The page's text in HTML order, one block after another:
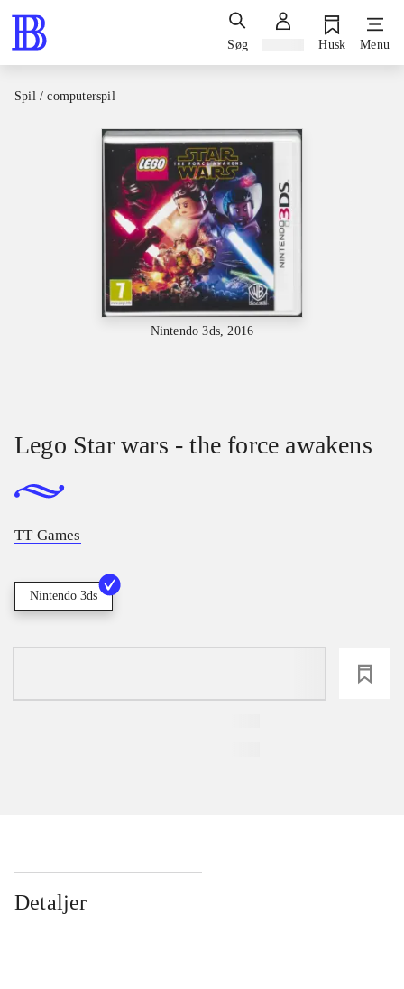
Søg Husk Menu
Spil / computerspil
Nintendo 3ds, 2016
Lego Star wars - the force awakens
TT Games
Nintendo 3ds
Detaljer